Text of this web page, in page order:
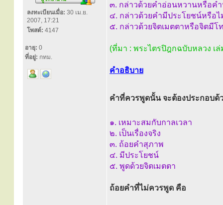
ลงทะเบียนเมื่อ: 30 เม.ย.
2007, 17:21
โพสต์: 4147
อายุ: 0
ที่อยู่: กทม.
๓. กล่าวด้วยคำอ่อนหวานหรือค
๔. กล่าวด้วยคำมีประโยชน์หรือ
๕. กล่าวด้วยจิตเมตตาหรือจิตมีโ
(ที่มา : พระไตรปิฎกฉบับหลวง
คำอธิบาย
คำที่ควรพูดนั้น จะต้องประกอบด้
๑. เหมาะสมกับกาลเวลา
๒. เป็นเรื่องจริง
๓. ถ้อยคำสุภาพ
๔. มีประโยชน์
๕. พูดด้วยจิตเมตตา
ถ้อยคำที่ไม่ควรพูด คือ